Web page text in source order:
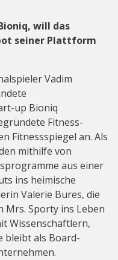
will das
seiner Plattform
Vadim
up Bioniq
Fitness-
Fitnessspiegel an. Als
mithilfe von
aus einer
ins heimische
Valerie Bures, die
Mrs. Sporty ins Leben
Wissenschaftlern,
bleibt als Board-